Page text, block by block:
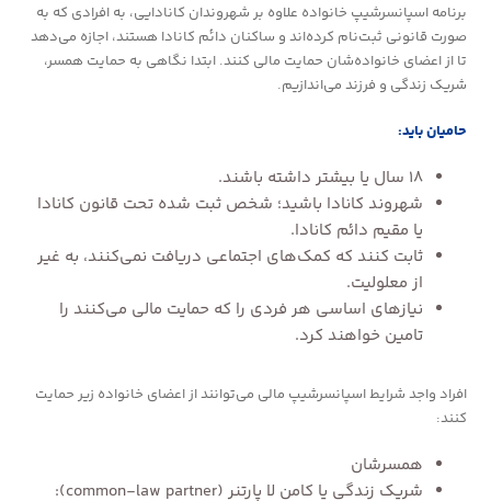
برنامه اسپانسرشیپ خانواده علاوه بر شهروندان کانادایی، به افرادی که به
صورت قانونی ثبت‌نام کرده‌اند و ساکنان دائم کانادا هستند، اجازه می‌دهد
تا از اعضای خانواده‌شان حمایت مالی کنند. ابتدا نگاهی به حمایت همسر،
شریک زندگی و فرزند می‌اندازیم.
حامیان باید:
۱۸ سال یا بیشتر داشته باشند.
شهروند کانادا باشید؛ شخص ثبت شده تحت قانون کانادا
یا مقیم دائم کانادا.
ثابت کنند که کمک‌های اجتماعی دریافت نمی‌کنند، به غیر
از معلولیت.
نیازهای اساسی هر فردی را که حمایت مالی می‌کنند را
تامین خواهند کرد.
افراد واجد شرایط اسپانسرشیپ مالی می‌توانند از اعضای خانواده زیر حمایت
کنند:
همسرشان
شریک زندگی یا کامن لا پارتنر (common-law partner):